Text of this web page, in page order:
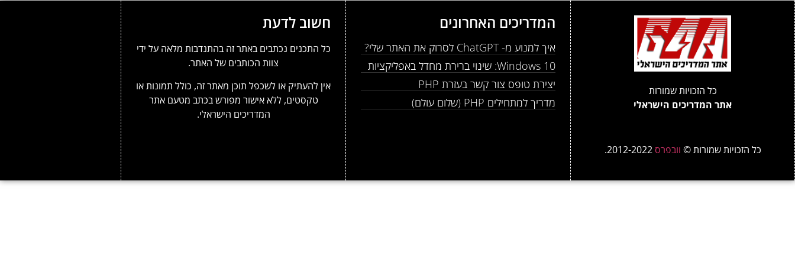
כל הזכויות שמורות
אתר המדריכים הישראלי
כל הזכויות שמורות © וובפרס 2012-2022.
המדריכים האחרונים
איך למנוע מ- ChatGPT לסרוק את האתר שלי?
Windows 10: שינוי ברירת מחדל באפליקציות
יצירת טופס צור קשר בעזרת PHP
מדריך למתחילים PHP (שלום עולם)
חשוב לדעת
כל התכנים נכתבים באתר זה בהתנדבות מלאה על ידי
צוות הכותבים של האתר.
אין להעתיק או לשכפל תוכן מאתר זה, כולל תמונות או
טקסטים, ללא אישור מפורש בכתב מטעם אתר
המדריכים הישראלי.